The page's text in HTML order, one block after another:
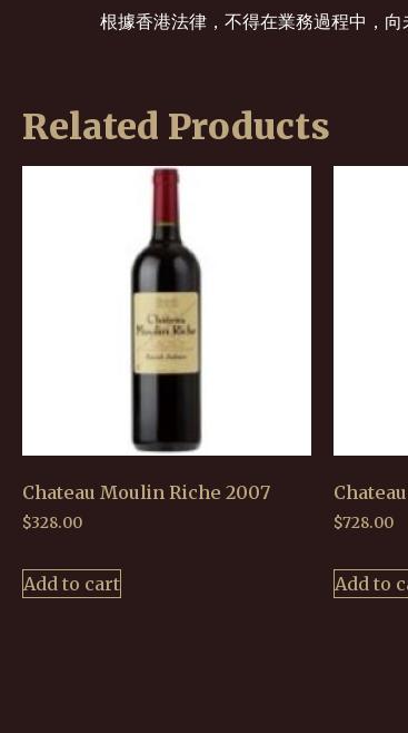
根據香港法律，不得在業務過程中，
Related Products
Chateau Moulin Riche 2007
$328.00
Add to cart
$728.00
Add to